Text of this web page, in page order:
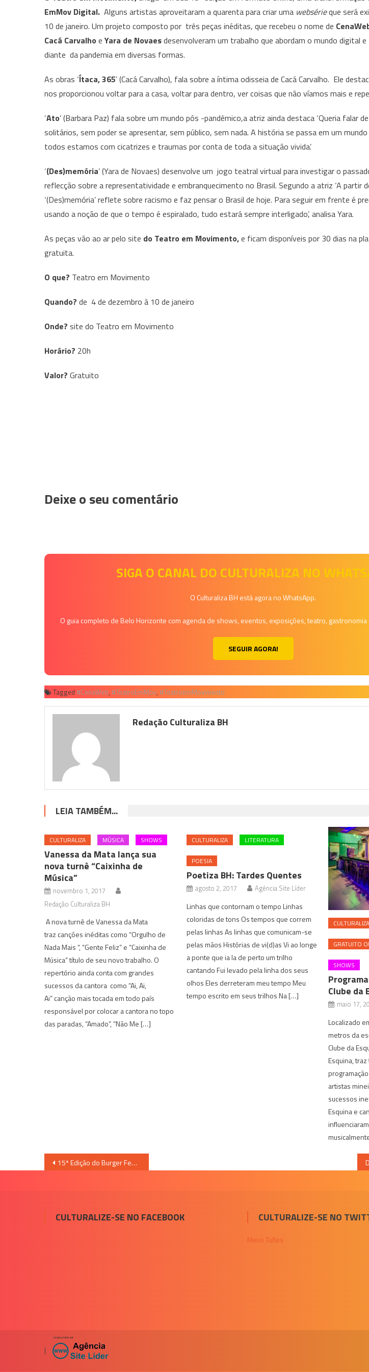
‘(Des)memória’
e
‘Ítaca
a
temporada
Teatro
EmMov Digital. Alguns artistas aproveitaram a quarenta para criar uma websérieque será
10 de janeiro. Um projeto composto por três peças inéditas, que recebeu o nome de
Cacá Carvalho eYara de Novaesdesenvolveram um trabalho que abordam o mundo digital
diante da pandemia em diversas formas.
As obras ‘Ítaca, 365’ (Cacá Carvalho), fala sobre a íntima odisseia de Cacá Carvalho. Ele
nos proporcionou voltar para a casa, voltar para dentro, ver coisas que não víamos mais e
‘Ato’ (Barbara Paz) fala sobre um mundo pós -pandêmico,a atriz ainda destaca ‘Queria falar
solitários, sem poder se apresentar, sem público, sem nada. A história se passa em um
todos estamos com cicatrizes e traumas por conta de toda a situação vivida’.
‘(Des)memória’ (Yara de Novaes) desenvolve um jogo teatral virtual para investigar o
reflecção sobre a representatividade e embranquecimento no Brasil. Segundo a atriz ‘A partir
‘(Des)memória’ reflete sobre racismo e faz pensar o Brasil de hoje. Para seguir em frente é
usando a noção de que o tempo é espiralado, tudo estará sempre interligado’, analisa Yara.
As peças vão ao ar pelo site do Teatro em Movimento,e ficam disponíveis por 30 dias na
gratuita.
O que? Teatro em Movimento
Quando? de 4 de dezembro à 10 de janeiro
Onde? site do Teatro em Movimento
Horário? 20h
Valor? Gratuito
Deixe o seu comentário
SIGA O CANAL DO CULTURALIZA NO
O Culturaliza BH está agora no WhatsApp.
O guia completo de Belo Horizonte com agenda de shows, eventos, exposições, teatro,
SEGUIR AGORA!
Tagged #CenaWeb, #TeatroEmMov, #TeatroemMovimento
Redação Culturaliza BH
LEIA TAMBÉM...
CULTURALIZA MÚSICA SHOWS
Vanessa da Mata lança sua
nova turnê “Caixinha de
Música”
novembro 1, 2017
Redação Culturaliza BH
A nova turnê de Vanessa da Mata
traz canções inéditas como “Orgulho de
Nada Mais “, “Gente Feliz” e “Caixinha de
Música” título de seu novo trabalho. O
repertório ainda conta com grandes
sucessos da cantora como “Ai, Ai,
Ai” canção mais tocada em todo país
responsável por colocar a cantora no topo
das paradas, “Amado”, “Não Me […]
CULTURALIZA LITERATURA
POESIA
Poetiza BH: Tardes Quentes
agosto 2, 2017 Agência Site Líder
Linhas que contornam o tempo Linhas
coloridas de tons Os tempos que correm
pelas linhas As linhas que comunicam-se
pelas mãos Histórias de vi(d)as Vi ao longe
a ponte que ia Ia de perto um trilho
cantando Fui levado pela linha dos seus
olhos Eles derreteram meu tempo Meu
tempo escrito em seus trilhos Na […]
CULTURALIZA
GRATUITO
SHOWS
Clube da
maio 17,
Localizado
metros da
Clube da
Esquina,
artistas
sucessos
Esquina e
Navegação
15ª Edição do Burger Fest 2020
CULTURALIZE-SE NO FACEBOOK CULTURALIZE-SE NO
Meus Tuítes
|